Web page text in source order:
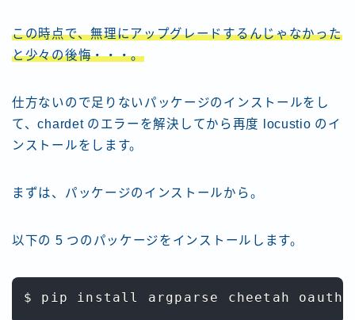
この時点で、無理にアップグレードするんじゃなかった
と少々の後悔・・・。
仕方ないので足りないパッケージのインストールをし
て、chardet のエラーを解決してから再度 locustio のイ
ンストールをします。
まずは、パッケージのインストールから。
以下の 5 つのパッケージをインストールします。
$ pip install argparse cheetah oauth